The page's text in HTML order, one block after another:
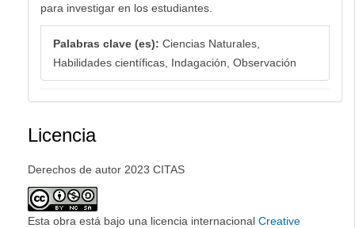
para investigar en los estudiantes.
Palabras clave (es): Ciencias Naturales,
Habilidades científicas, Indagación, Observación
Licencia
Derechos de autor 2023 CITAS
Esta obra está bajo una licencia internacional Creative